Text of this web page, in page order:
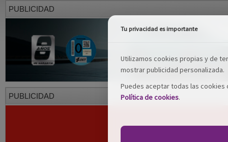
PUBLICIDAD
PUBLICIDAD
Tu privacidad es importante
Utilizamos cookies propias y de
mostrar publicidad personalizada.
Puedes aceptar todas las
Política de cookies.